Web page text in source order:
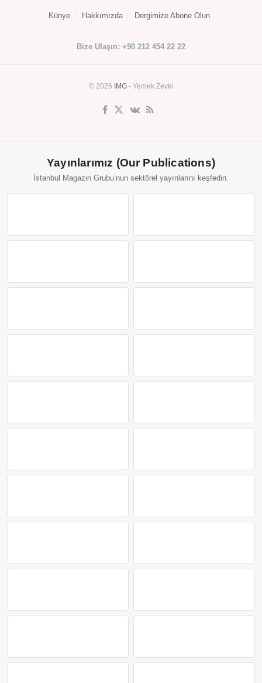
Künye Hakkımızda Dergimize Abone Olun
Bize Ulaşın: +90 212 454 22 22
© 2026 IMG - Yemek Zevki
Yayınlarımız (Our Publications)
İstanbul Magazin Grubu’nun sektörel yayınlarını keşfedin.